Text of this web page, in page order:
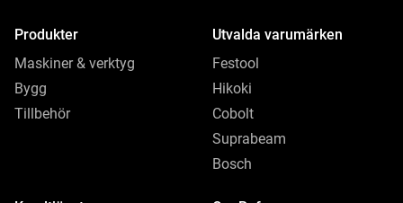
Produkter
Maskiner & verktyg
Bygg
Tillbehör
Utvalda varumärken
Festool
Hikoki
Cobolt
Suprabeam
Bosch